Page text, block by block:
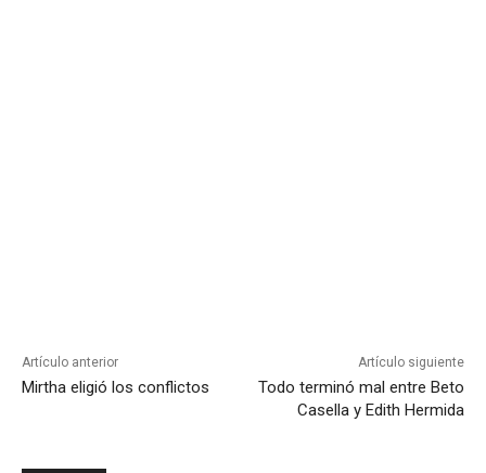
Artículo anterior
Mirtha eligió los conflictos
Artículo siguiente
Todo terminó mal entre Beto
Casella y Edith Hermida